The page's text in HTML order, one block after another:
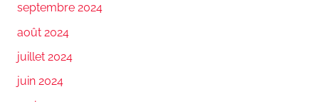
septembre 2024
août 2024
juillet 2024
juin 2024